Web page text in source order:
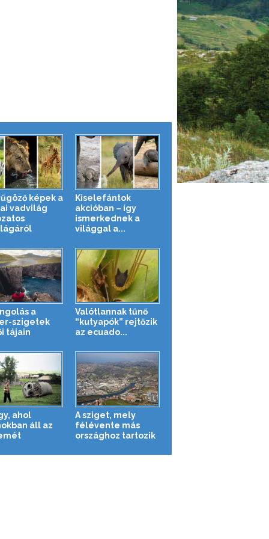
képek a
vadvilág
Kiselefántok
akcióban – így
ismerkednek a
világgal a...
a
szigetek
tájain
Valótlannak tűnő
“kutyapók” rejtőzik
az ecuado...
ahol
áll az
A sziget, mely
félévente más
országhoz tartozik